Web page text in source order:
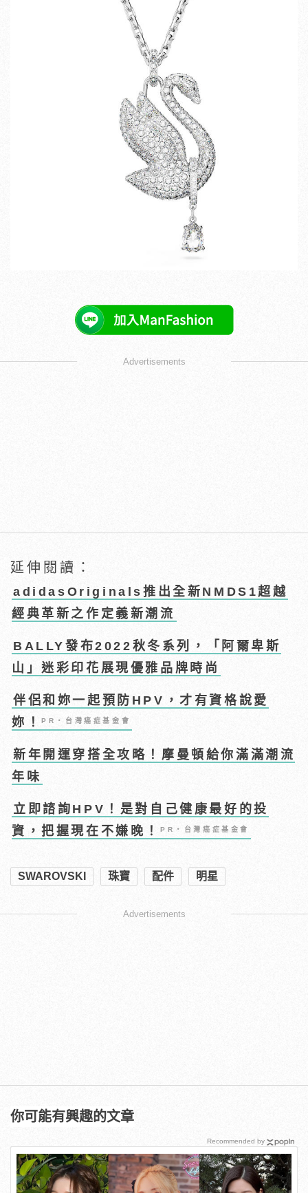
Advertisements
延伸閱讀：
adidasOriginals推出全新NMDS1超越
經典革新之作定義新潮流
BALLY發布2022秋冬系列，「阿爾卑斯
山」迷彩印花展現優雅品牌時尚
伴侶和妳一起預防HPV，才有資格說愛
妳！PR・台灣癌症基金會
新年開運穿搭全攻略！摩曼頓給你滿滿潮流
年味
立即諮詢HPV！是對自己健康最好的投
資，把握現在不嫌晚！PR・台灣癌症基金會
SWAROVSKI 珠寶 配件 明星
Advertisements
你可能有興趣的文章
Recommended by